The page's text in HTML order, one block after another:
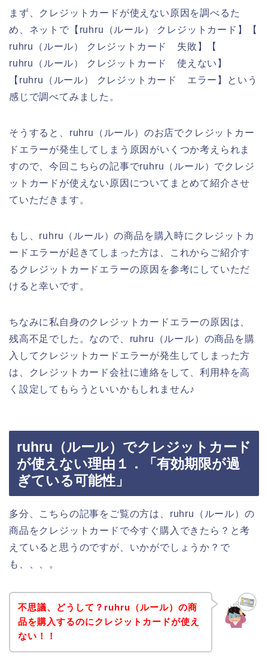
まず、クレジットカードが使えない原因を調べるた
め、ネットで【ruhru（ルール） クレジットカード】【
ruhru（ルール） クレジットカード 失敗】【
ruhru（ルール） クレジットカード 使えない】
【ruhru（ルール） クレジットカード エラー】という
感じで調べてみました。
そうすると、ruhru（ルール）のお店でクレジットカー
ドエラーが発生してしまう原因がいくつか考えられま
すので、今回こちらの記事でruhru（ルール）でクレジ
ットカードが使えない原因についてまとめて紹介させ
ていただきます。
もし、ruhru（ルール）の商品を購入時にクレジットカ
ードエラーが起きてしまった方は、これからご紹介す
るクレジットカードエラーの原因を参考にしていただ
けると幸いです。
ちなみに私自身のクレジットカードエラーの原因は、
残高不足でした。なので、ruhru（ルール）の商品を購
入してクレジットカードエラーが発生してしまった方
は、クレジットカード会社に連絡をして、利用枠を高
く設定してもらうといいかもしれません♪
ruhru（ルール）でクレジットカード
が使えない理由１．「有効期限が過
ぎている可能性」
多分、こちらの記事をご覧の方は、ruhru（ルール）の
商品をクレジットカードで今すぐ購入できたら？と考
えていると思うのですが、いかがでしょうか？で
も、、、。
不思議、どうして？ruhru（ルール）の商
品を購入するのにクレジットカードが使え
ない！！